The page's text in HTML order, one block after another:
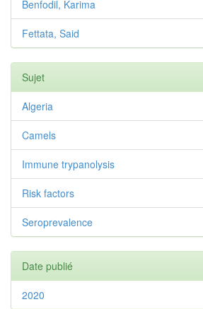
Benfodil, Karima
Fettata, Said
Sujet
Algeria
Camels
Immune trypanolysis
Risk factors
Seroprevalence
Date publié
2020